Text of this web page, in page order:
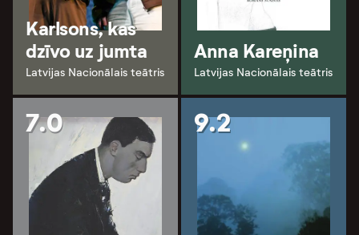
Karlsons, kas
dzīvo uz jumta
Latvijas Nacionālais teātris
Anna Kareņina
Latvijas Nacionālais teātris
7.0 9.2